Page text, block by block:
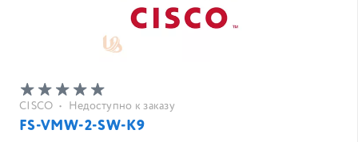
CISCO • Недоступно к заказу
FS-VMW-2-SW-K9